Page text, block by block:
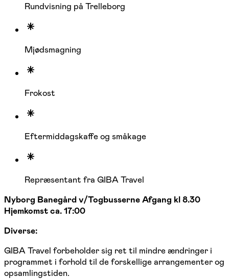
Rundvisning på Trelleborg
Mjødsmagning
Frokost
Eftermiddagskaffe og småkage
Repræsentant fra GIBA Travel
Nyborg Banegård v/TogbusserneAfgang kl 8.30
Hjemkomst ca. 17:00
Diverse:
GIBA Travel forbeholder sig ret til mindre ændringer i
programmet i forhold til de forskellige arrangementer og
opsamlingstiden.